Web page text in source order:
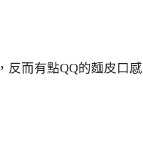
反而有點QQ的麵皮口感